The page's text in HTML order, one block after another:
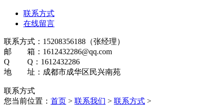
联系方式
在线留言
联系方式：15208356188（张经理）
邮 箱：1612432286@qq.com
Q Q：1612432286
地 址：成都市成华区民兴南苑
联系方式
您当前位置： 首页 > 联系我们 > 联系方式 >